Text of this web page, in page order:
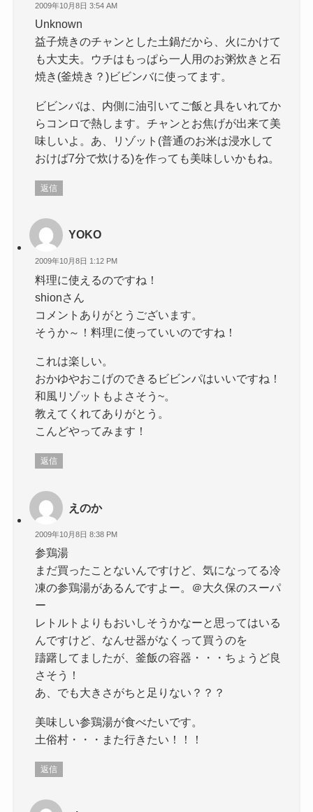
2009年10月8日 3:54 AM
Unknown
益子焼きのチャンとした土鍋だから、火にかけて
も大丈夫。ウチはもっぱら一人用のお粥炊きと石
焼き(釜焼き？)ビビンバに使ってます。
ビビンバは、内側に油引いてご飯と具をいれてか
らコンロで熱します。チャンとお焦げが出来て美
味しいよ。あ、リゾット(普通のお米は浸水して
おけば7分で炊ける)を作っても美味しいかもね。
返信
YOKO
2009年10月8日 1:12 PM
料理に使えるのですね！
shionさん
コメントありがとうございます。
そうか～！料理に使っていいのですね！
これは楽しい。
おかゆやおこげのできるビビンパはいいですね！
和風リゾットもよさそう~。
教えてくれてありがとう。
こんどやってみます！
返信
えのか
2009年10月8日 8:38 PM
参鶏湯
まだ買ったことないんですけど、気になってる冷
凍の参鶏湯があるんですよー。＠大久保のスーパ
ー
レトルトよりもおいしそうかなーと思ってはいる
んですけど、なんせ器がなくって買うのを
躊躇してましたが、釜飯の容器・・・ちょうど良
さそう！
あ、でも大きさがちと足りない？？？
美味しい参鶏湯が食べたいです。
土俗村・・・また行きたい！！！
返信